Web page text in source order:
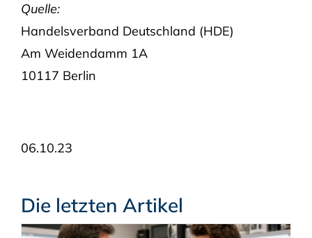
Quelle:
Handelsverband Deutschland (HDE)
Am Weidendamm 1A
10117 Berlin
06.10.23
Die letzten Artikel